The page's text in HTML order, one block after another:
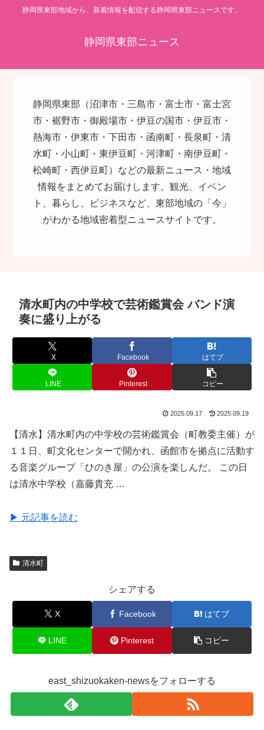
静岡県東部地域から、新着情報を配信する静岡県東部ニュースです。
静岡県東部ニュース
静岡県東部（沼津市・三島市・富士市・富士宮
市・裾野市・御殿場市・伊豆の国市・伊豆市・
熱海市・伊東市・下田市・函南町・長泉町・清
水町・小山町・東伊豆町・河津町・南伊豆町・
松崎町・西伊豆町）などの最新ニュース・地域
情報をまとめてお届けします。観光、イベン
ト、暮らし、ビジネスなど、東部地域の「今」
がわかる地域密着型ニュースサイトです。
清水町内の中学校で芸術鑑賞会 バンド演
奏に盛り上がる
X Facebook はてブ
LINE Pinterest コピー
2025.09.17 2025.09.19
【清水】清水町内の中学校の芸術鑑賞会（町教委主催）が
１１日、町文化センターで開かれ、函館市を拠点に活動す
る音楽グループ「ひのき屋」の公演を楽しんだ。 この日
は清水中学校（嘉藤貴充 …
▶ 元記事を読む
清水町
シェアする
X Facebook はてブ
LINE Pinterest コピー
east_shizuokaken-newsをフォローする